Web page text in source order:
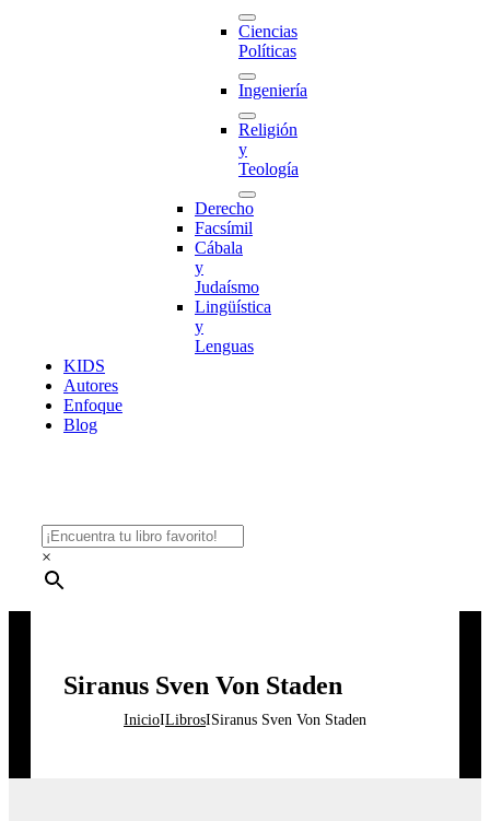
Ciencias
Políticas
Ingeniería
Religión
y
Teología
Derecho
Facsímil
Cábala
y
Judaísmo
Lingüística
y
Lenguas
KIDS
Autores
Enfoque
Blog
×
Siranus Sven Von Staden
InicioILibrosISiranus Sven Von Staden